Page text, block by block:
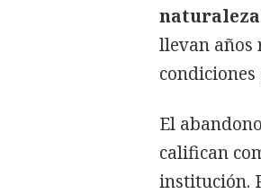
llevan años
El
califican
institución.